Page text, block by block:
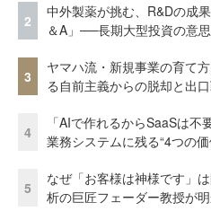
2
中外製薬が挑む、R&Dの成
＆A」──長期大型投資の意
3
ヤマハ流・新規事業の育て
る自前主義からの脱却と出
4
「AIで作れるからSaaSは不
業務システムに残る“4つの価
5
なぜ「お客様は神様です」
析の巨匠フェーダー教授が